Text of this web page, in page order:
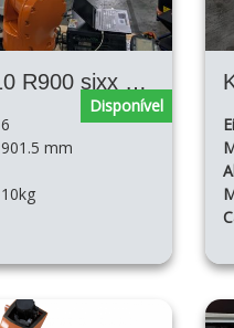
KUKA kr10 R900 sixx WP
6
901.5 mm
10kg
Disponível